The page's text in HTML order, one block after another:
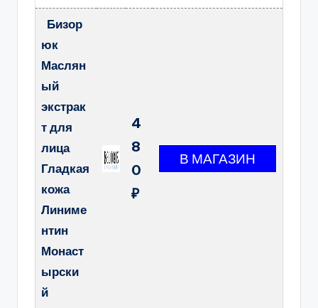
Бизор
юк
Маслян
ый
экстрак
т для
лица
Гладкая
кожа
Линиме
нтин
Монаст
ырски
й
4
8
0
₽